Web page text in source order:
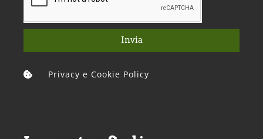
Invia
Privacy e Cookie Policy